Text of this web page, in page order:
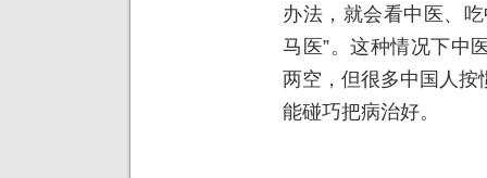
办法，就会看中医、
马医”。这种情况下中
两空，但很多中国人按
能碰巧把病治好。